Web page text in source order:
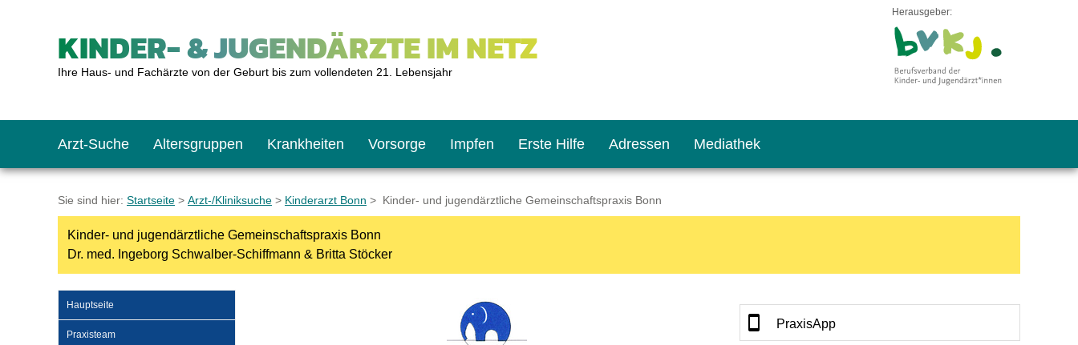
KINDER- & JUGENDÄRZTE IM NETZ
Ihre Haus- und Fachärzte von der Geburt bis zum vollendeten 21. Lebensjahr
Herausgeber:
Arzt-Suche Altersgruppen
Das erste Jahr
Kleinkinder
Krankheiten Vorsorge
Baby: U1 bis U6
Kleinkind: U7 bis U9
Impfen
Impfkalender
Impfen: Wann und wie oft?
Erste Hilfe
Notrufnummern
Giftnotruf
Adressen
Notdienste
Sozialpädiatrie
Mediathek
BMI-Rechner
Körpergrößen-Rechner
Sie sind hier: Startseite > Arzt-/Kliniksuche > Kinderarzt Bonn > Kinder- und jugendärztliche Gemeinschaftspraxis Bonn
Kinder- und jugendärztliche Gemeinschaftspraxis Bonn
Dr. med. Ingeborg Schwalber-Schiffmann & Britta Stöcker
Hauptseite
Praxisteam
PraxisApp